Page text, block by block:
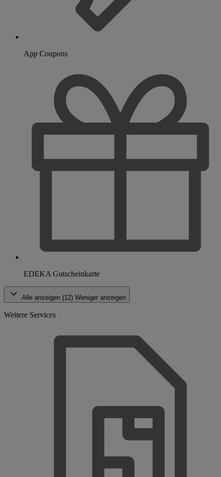
App Coupons
EDEKA Gutscheinkarte
Alle anzeigen (12) Weniger anzeigen
Weitere Services